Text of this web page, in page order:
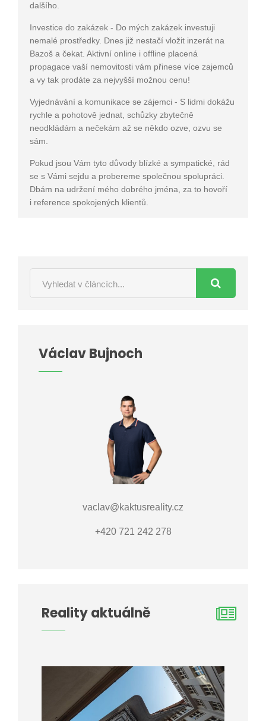
dalšího.
Investice do zakázek - Do mých zakázek investuji
nemalé prostředky. Dnes již nestačí vložit inzerát na
Bazoš a čekat. Aktivní online i offline placená
propagace vaší nemovitosti vám přinese více zajemců
a vy tak prodáte za nejvyšší možnou cenu!
Vyjednávání a komunikace se zájemci - S lidmi dokážu
rychle a pohotově jednat, schůzky zbytečně
neodkládám a nečekám až se někdo ozve, ozvu se
sám.
Pokud jsou Vám tyto důvody blízké a sympatické, rád
se s Vámi sejdu a probereme společnou spolupráci.
Dbám na udržení mého dobrého jména, za to hovoří
i reference spokojených klientů.
Václav Bujnoch
vaclav@kaktusreality.cz
+420 721 242 278
Reality aktuálně